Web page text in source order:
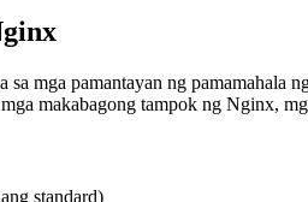
mga pamantayan ng pamamahala
makabagong tampok ng Nginx,
standard)